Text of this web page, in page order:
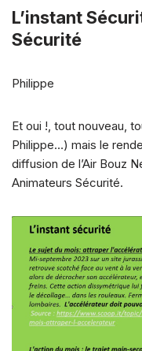
L’instant
Sécurité
Philippe
Et oui !, tout nouveau,
Philippe…) mais le
diffusion de l’Air Bouz
Animateurs Sécurité.